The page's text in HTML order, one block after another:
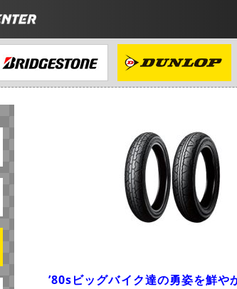
’80sビッグバイク達の勇姿を鮮や